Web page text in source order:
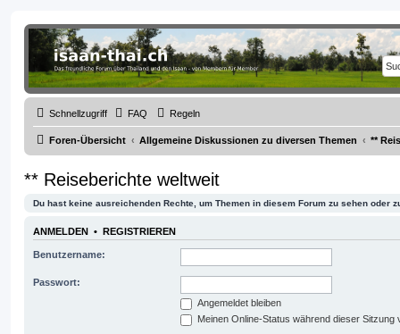
Thailand & Isaan Forum - isaan-thai.ch
Das freundliche Forum über Thailand und den Isaan - von Membern für Member
Schnellzugriff FAQ Regeln
Foren-Übersicht Allgemeine Diskussionen zu diversen Themen **
** Reiseberichte weltweit
Du hast keine ausreichenden Rechte, um Themen in diesem Forum zu sehen oder
ANMELDEN • REGISTRIEREN
Benutzername:
Passwort:
Angemeldet bleiben
Meinen Online-Status während dieser Sitzung